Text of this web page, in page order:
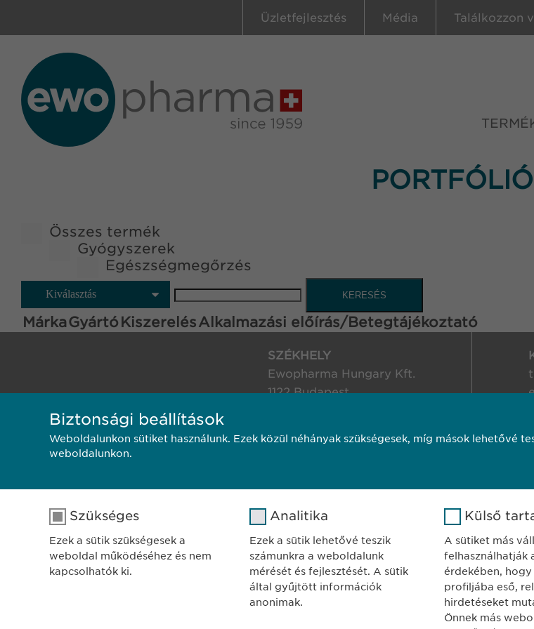
Üzletfejlesztés Média Találkozzon
Összes termék
Gyógyszerek
Egészségmegőrzés
Kiválasztás KERESÉS
MárkaGyártó KiszerelésAlkalmazási előírás/Betegtájékoztató
SZÉKHELY
Ewopharma Hungary Kft.
1122 Budapest
Biztonsági beállítások
Weboldalunkon sütiket használunk. Ezek közül néhányak szükségesek, míg mások lehetővé
weboldalunkon.
Szükséges
Ezek a sütik szükségesek a
weboldal működéséhez és nem
kapcsolhatók ki.
Analitika
Ezek a sütik lehetővé teszik
számunkra a weboldalunk
mérését és fejlesztését. A sütik
által gyűjtött információk
anonimak.
Külső
A sütiket más
felhasználhatják
érdekében,
profiljába eső,
hirdetéseket
Önnek más